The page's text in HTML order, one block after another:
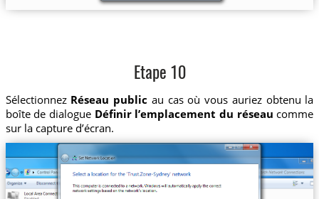
Etape 10
Sélectionnez Réseau public au cas où vous auriez obtenu la
boîte de dialogue Définir l’emplacement du réseau comme
sur la capture d’écran.